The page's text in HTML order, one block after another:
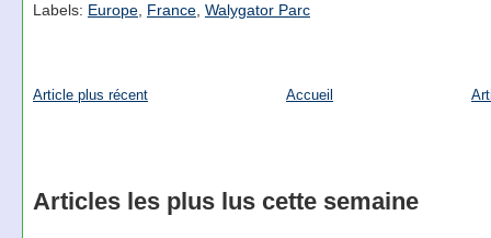
Labels: Europe, France, Walygator Parc
Article plus récent Accueil
Articles les plus lus cette semaine